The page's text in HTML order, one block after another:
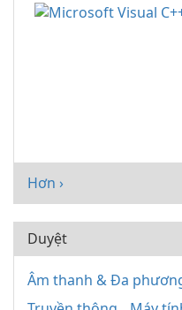
Hơn ›
Duyệt
Âm thanh & Đa